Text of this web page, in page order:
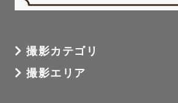
東京を中心に全国出張も可能です✈️
撮影カテゴリ
撮影エリア